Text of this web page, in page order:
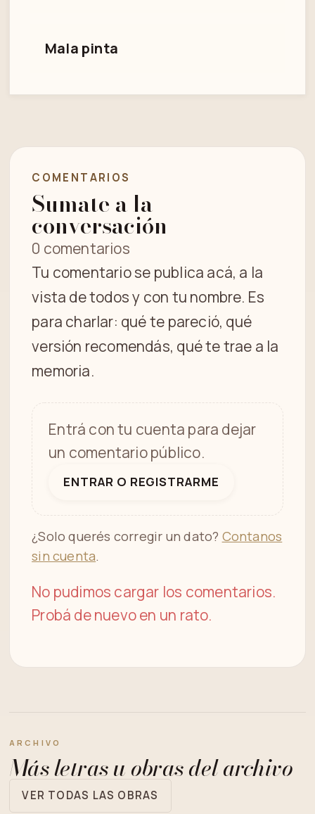
Mala pinta
COMENTARIOS
Sumate a la
conversación
0 comentarios
Tu comentario se publica acá, a la
vista de todos y con tu nombre. Es
para charlar: qué te pareció, qué
versión recomendás, qué te trae a la
memoria.
Entrá con tu cuenta para dejar
un comentario público.
ENTRAR O REGISTRARME
¿Solo querés corregir un dato? Contanos
sin cuenta.
No pudimos cargar los comentarios.
Probá de nuevo en un rato.
ARCHIVO
Más letras u obras del archivo
VER TODAS LAS OBRAS